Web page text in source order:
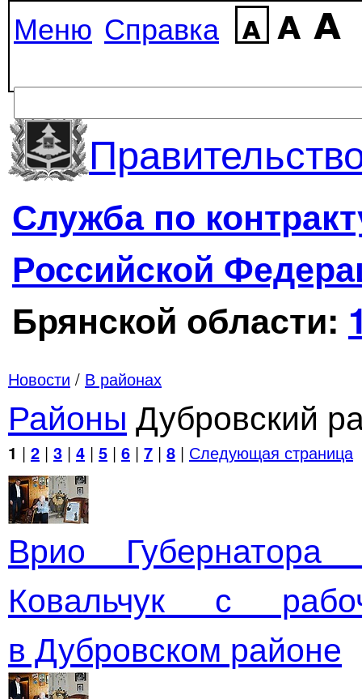
Меню Справка
Служба по
Российской
Брянской области:
Новости / В районах
Районы Дубровский
1 | 2 | 3 | 4 | 5 | 6 | 7 | 8 | Следующая страница
Врио Губернатора
Ковальчук с
в Дубровском районе